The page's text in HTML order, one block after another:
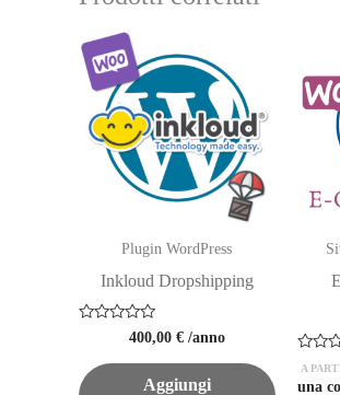
Plugin WordPress
Inkloud Dropshipping
su
5
400,00 € /anno
Aggiungi
0
su
A
una